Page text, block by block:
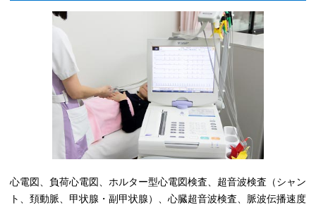
心電図、負荷心電図、ホルター型心電図検査、超音波検査（シャン
ト、頚動脈、甲状腺・副甲状腺）、心臓超音波検査、脈波伝播速度